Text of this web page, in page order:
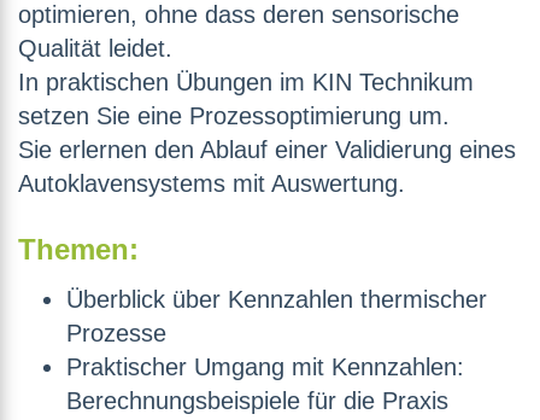
optimieren, ohne dass deren sensorische
Qualität leidet.
In praktischen Übungen im KIN Technikum
setzen Sie eine Prozessoptimierung um.
Sie erlernen den Ablauf einer Validierung eines
Autoklavensystems mit Auswertung.
Themen:
Überblick über Kennzahlen thermischer
Prozesse
Praktischer Umgang mit Kennzahlen:
Berechnungsbeispiele für die Praxis